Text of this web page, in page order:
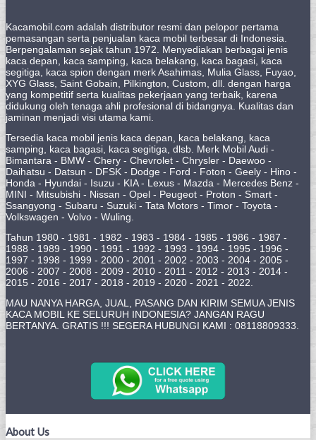
Kacamobil.com adalah distributor resmi dan pelopor pertama
pemasangan serta penjualan kaca mobil terbesar di Indonesia.
Berpengalaman sejak tahun 1972. Menyediakan berbagai jenis
kaca depan, kaca samping, kaca belakang, kaca bagasi, kaca
segitiga, kaca spion dengan merk Asahimas, Mulia Glass, Fuyao,
XYG Glass, Saint Gobain, Pilkington, Custom, dll. dengan harga
yang kompetitif serta kualitas pekerjaan yang terbaik, karena
didukung oleh tenaga ahli profesional di bidangnya. Kualitas dan
jaminan menjadi visi utama kami.
Tersedia kaca mobil jenis kaca depan, kaca belakang, kaca
samping, kaca bagasi, kaca segitiga, dlsb. Merk Mobil Audi -
Bimantara - BMW - Chery - Chevrolet - Chrysler - Daewoo -
Daihatsu - Datsun - DFSK - Dodge - Ford - Foton - Geely - Hino -
Honda - Hyundai - Isuzu - KIA - Lexus - Mazda - Mercedes Benz -
MINI - Mitsubishi - Nissan - Opel - Peugeot - Proton - Smart -
Ssangyong - Subaru - Suzuki - Tata Motors - Timor - Toyota -
Volkswagen - Volvo - Wuling.
Tahun 1980 - 1981 - 1982 - 1983 - 1984 - 1985 - 1986 - 1987 -
1988 - 1989 - 1990 - 1991 - 1992 - 1993 - 1994 - 1995 - 1996 -
1997 - 1998 - 1999 - 2000 - 2001 - 2002 - 2003 - 2004 - 2005 -
2006 - 2007 - 2008 - 2009 - 2010 - 2011 - 2012 - 2013 - 2014 -
2015 - 2016 - 2017 - 2018 - 2019 - 2020 - 2021 - 2022.
MAU NANYA HARGA, JUAL, PASANG DAN KIRIM SEMUA JENIS
KACA MOBIL KE SELURUH INDONESIA? JANGAN RAGU
BERTANYA. GRATIS !!! SEGERA HUBUNGI KAMI : 08118809333.
About Us